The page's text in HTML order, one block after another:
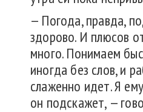
— Погода, правда,
здорово. И плюсов
много. Понимаем
иногда без слов, и
слаженно идет. Я
он подскажет, —